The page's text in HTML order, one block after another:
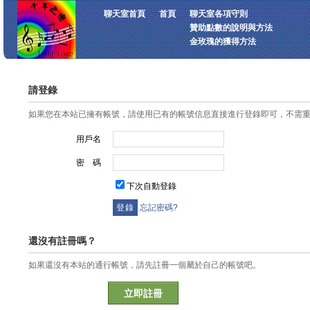
聊天室首頁 首頁
聊天室各項守則
贊助點數的說明與方法
金玫瑰的獲得方法
請登錄
如果您在本站已擁有帳號，請使用已有的帳號信息直接進行登錄即可，不需
用戶名
密 碼
下次自動登錄
忘記密碼?
還沒有註冊嗎？
如果還沒有本站的通行帳號，請先註冊一個屬於自己的帳號吧。
立即註冊